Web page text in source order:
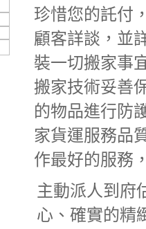
珍惜您的託付
顧客詳談，並
裝一切搬家事
搬家技術妥善
的物品進行防
家貨運服務品
作最好的服務
主動派人到府
心、確實的精